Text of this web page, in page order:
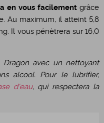
en vous facilement grâce
Au maximum, il atteint 5,8
Il vous pénètrera sur 16,0
avec un nettoyant
alcool. Pour le lubrifier,
d'eau, qui respectera la